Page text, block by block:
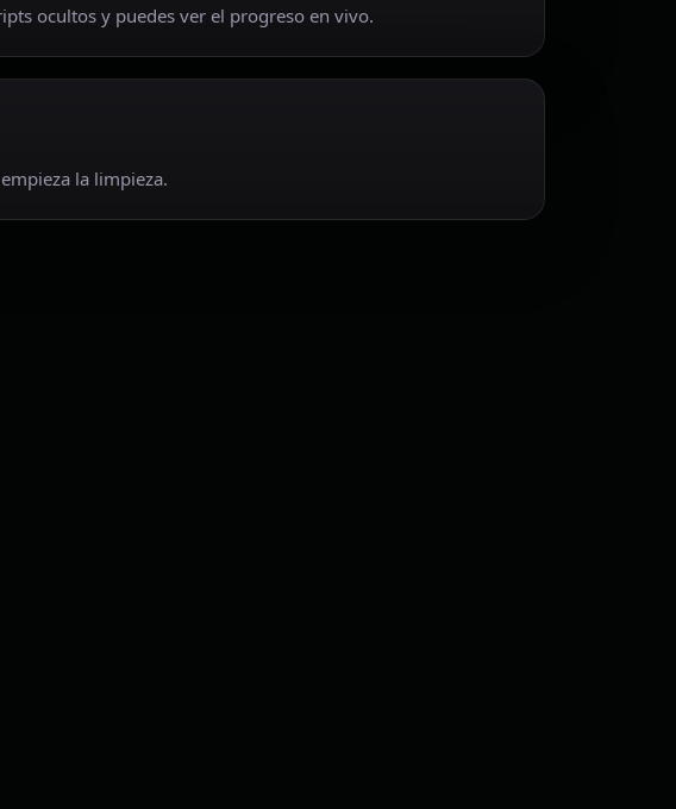
ocultos y puedes ver el progreso en vivo.
la limpieza.